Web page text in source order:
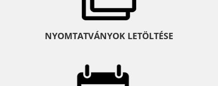
NYOMTATVÁNYOK LETÖLTÉSE